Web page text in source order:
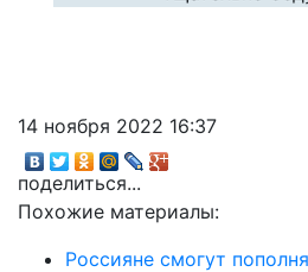
14 ноября 2022 16:37
поделиться...
Похожие материалы:
Россияне смогут